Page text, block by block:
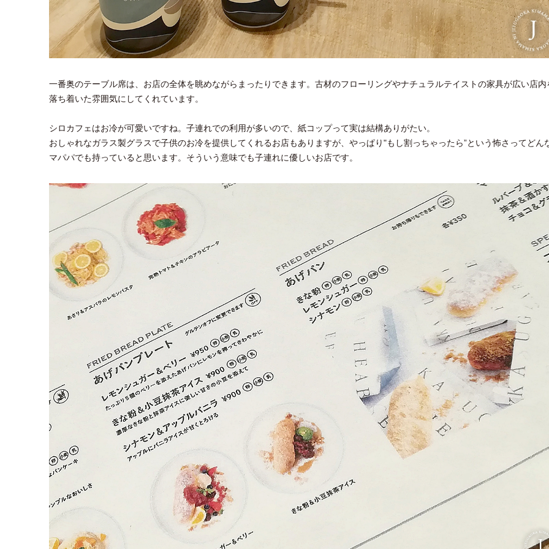
一番奥のテーブル席は、お店の全体を眺めながらまったりできます。古材のフローリングやナチュラルテイストの家具が広い店内
落ち着いた雰囲気にしてくれています。
シロカフェはお冷が可愛いですね。子連れでの利用が多いので、紙コップって実は結構ありがたい。
おしゃれなガラス製グラスで子供のお冷を提供してくれるお店もありますが、やっぱり"もし割っちゃったら”という怖さってどん
マパパでも持っていると思います。そういう意味でも子連れに優しいお店です。